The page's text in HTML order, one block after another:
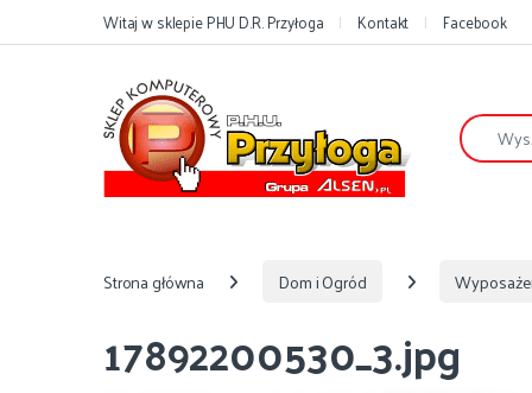
Przejdź do nawigacji
Przejdź do treściWitaj w sklepie PHU D.R. Przyłoga Kontakt Facebook
Szukaj:
Strona główna Dom i Ogród
17892200530_3.jpg